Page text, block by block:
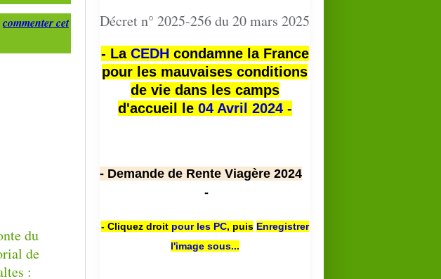
commenter cet
Décret n° 2025-256 du 20 mars 2025
- La CEDHcondamne la France
pour les mauvaises conditions
de vie dans les camps
d'accueil le 04 Avril 2024 -
- Demande de Rente Viagère 2024
-
- Cliquez droit pour les PC, puis Enregistrer
l'image sous...